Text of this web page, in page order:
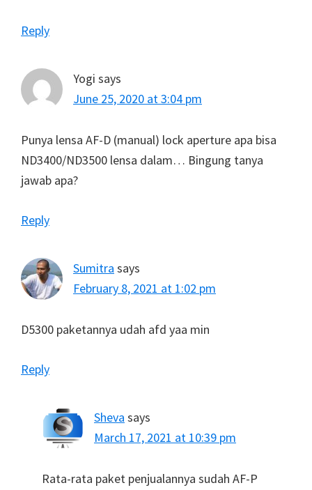
Reply
Yogi says
June 25, 2020 at 3:04 pm
Punya lensa AF-D (manual) lock aperture apa bisa
ND3400/ND3500 lensa dalam… Bingung tanya
jawab apa?
Reply
Sumitra says
February 8, 2021 at 1:02 pm
D5300 paketannya udah afd yaa min
Reply
Sheva says
March 17, 2021 at 10:39 pm
Rata-rata paket penjualannya sudah AF-P